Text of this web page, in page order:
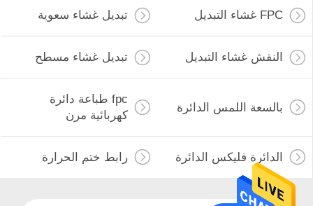
FPC غشاء التبديل تبديل غشاء سعوية
النقش غشاء التبديل تبديل غشاء مسطح
بالسعة اللمس الدائرة
fpc طباعة دائرة
كهربائية مرن
الدائرة فليكس الدائرة رابط ختم الحرارة